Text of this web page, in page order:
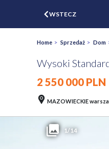
WSTECZ
Home > Sprzedaż > Dom
Wysoki
2 550 000 PLN
MAZOWIECKIE
1/14